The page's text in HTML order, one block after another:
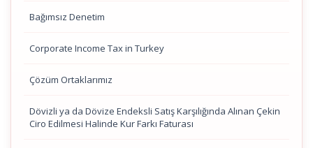
Bağımsız Denetim
Corporate Income Tax in Turkey
Çözüm Ortaklarımız
Dövizli ya da Dövize Endeksli Satış Karşılığında Alınan Çekin
Ciro Edilmesi Halinde Kur Farkı Faturası